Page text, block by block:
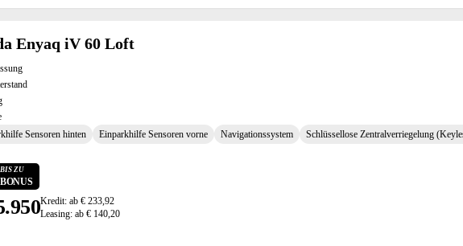
Enyaq iV 60 Loft
Sensoren hinten
Einparkhilfe Sensoren vorne Navigationssystem Schlüssellose Zentralverriegelung
ZU
Kredit: ab € 233,92
Leasing: ab € 140,20